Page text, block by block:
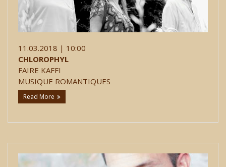
11.03.2018 | 10:00
CHLOROPHYL
FAIRE KAFFI
MUSIQUE ROMANTIQUES
Read More